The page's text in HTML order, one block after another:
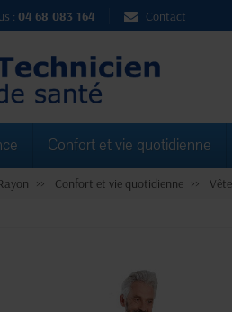
: 04 68 083 164 Contact
Confort et vie quotidienne
Confort et vie quotidienne